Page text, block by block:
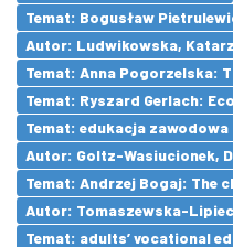
Temat: Bogusław
Autor: Ludwikowska,
Temat: Anna Pogorzelska:
Temat: Ryszard Gerlach:
Temat: edukacja zawodowa
Autor: Goltz-Wasiucionek,
Temat: Andrzej Bogaj: The
Autor: Tomaszewska-
Temat: adults’ vocational